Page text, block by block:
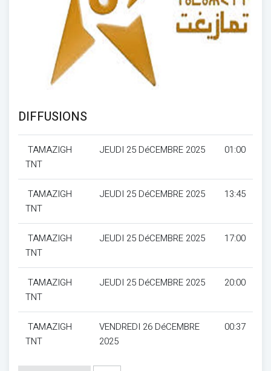
DIFFUSIONS
TAMAZIGH
TNT
JEUDI 25 DéCEMBRE 2025 01:00
TAMAZIGH
TNT
JEUDI 25 DéCEMBRE 2025 13:45
TAMAZIGH
TNT
JEUDI 25 DéCEMBRE 2025 17:00
TAMAZIGH
TNT
JEUDI 25 DéCEMBRE 2025 20:00
TAMAZIGH
TNT
VENDREDI 26 DéCEMBRE
2025
00:37